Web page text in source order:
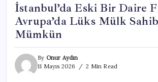
İstanbul’da Eski Bir Daire
Avrupa’da Lüks Mülk
Mümkün
By Onur Aydın
11 Mayıs 2026
2 Min Read